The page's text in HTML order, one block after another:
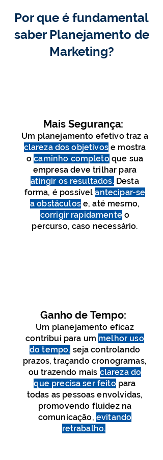
Por que é fundamental
saber Planejamento de
Marketing?
Mais Segurança:
Um planejamento efetivo traz a
clareza dos objetivose mostra
ocaminho completoque sua
empresa deve trilhar para
atingir os resultados.Desta
forma, é possívelantecipar-se
a obstáculose, até mesmo,
corrigir rapidamenteo
percurso, caso necessário.
Ganho de Tempo:
Um planejamento eficaz
contribui para um melhor uso
do tempo, seja controlando
prazos, traçando cronogramas,
ou trazendo mais clareza do
que precisa ser feitopara
todas as pessoas envolvidas,
promovendo fluidez na
comunicação, evitando
retrabalho.